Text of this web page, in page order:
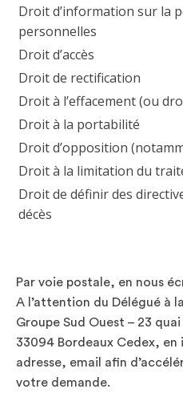
Droit d’information sur la
personnelles
Droit d’accès
Droit de rectification
Droit à l’effacement (ou
Droit à la portabilité
Droit d’opposition
Droit à la limitation du
Droit de définir des
décès
Par voie postale, en nous
A l’attention du Délégué à
Groupe Sud Ouest – 23
33094 Bordeaux Cedex,
adresse, email afin
votre demande.